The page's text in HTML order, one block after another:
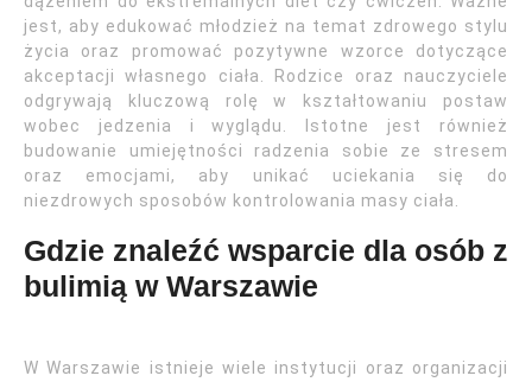
jest, aby edukować młodzież na temat zdrowego stylu
życia oraz promować pozytywne wzorce dotyczące
akceptacji własnego ciała. Rodzice oraz nauczyciele
odgrywają kluczową rolę w kształtowaniu postaw
wobec jedzenia i wyglądu. Istotne jest również
budowanie umiejętności radzenia sobie ze stresem
oraz emocjami, aby unikać uciekania się do
niezdrowych sposobów kontrolowania masy ciała.
Gdzie znaleźć wsparcie dla osób z
bulimią w Warszawie
W Warszawie istnieje wiele instytucji oraz organizacji